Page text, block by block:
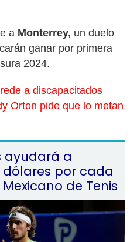
a Monterrey, un duelo
ganar por primera
2024.
a discapacitados
Orton pide que lo metan
ayudará a
por cada
de Tenis